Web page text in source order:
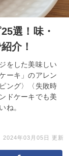
選！味・
介！
をした美味しい
ーキ」のアレン
ング〉〈失敗時
ドケーキでも美
ね。
2024年03月05日 更新